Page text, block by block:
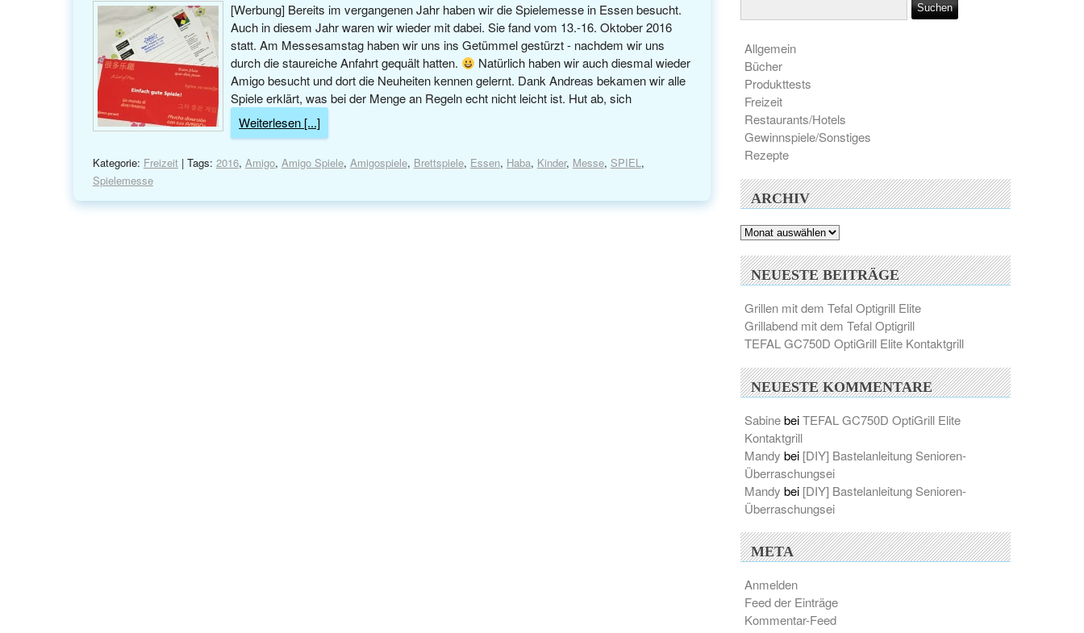
[Werbung] Bereits im vergangenen Jahr haben wir die Spielemesse in Essen besucht.
Auch in diesem Jahr waren wir wieder mit dabei. Sie fand vom 13.-16. Oktober 2016
statt. Am Messesamstag haben wir uns ins Getümmel gestürzt - nachdem wir uns
durch die staureiche Anfahrt gequält hatten.
Natürlich haben wir auch diesmal wieder
Amigo besucht und dort die Neuheiten kennen gelernt. Dank Andreas bekamen wir alle
Spiele erklärt, was bei der Menge an Regeln echt nicht leicht ist. Hut ab, sich
Weiterlesen [...]
Kategorie: Freizeit| Tags: 2016, Amigo, Amigo Spiele, Amigospiele, Brettspiele, Essen, Haba, Kinder, Messe, SPIEL,
Spielemesse
Allgemein
Bücher
Produkttests
Freizeit
Restaurants/Hotels
Gewinnspiele/Sonstiges
Rezepte
ARCHIV
Archiv
NEUESTE BEITRÄGE
Grillen mit dem Tefal Optigrill Elite
Grillabend mit dem Tefal Optigrill
TEFAL GC750D OptiGrill Elite Kontaktgrill
NEUESTE KOMMENTARE
SabinebeiTEFAL GC750D OptiGrill Elite
Kontaktgrill
Mandy bei [DIY] Bastelanleitung Senioren-
Überraschungsei
Mandy bei [DIY] Bastelanleitung Senioren-
Überraschungsei
META
Anmelden
Feed der Einträge
Kommentar-Feed